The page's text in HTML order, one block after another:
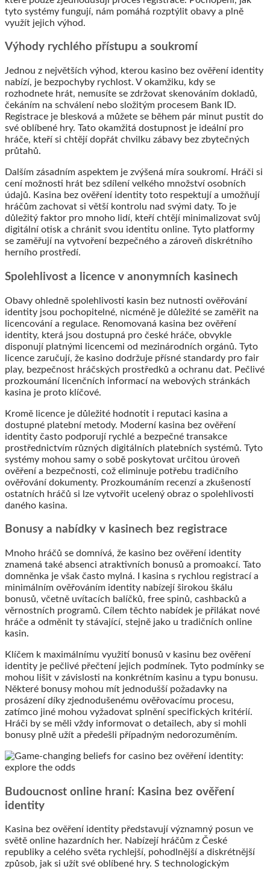
tyto systémy fungují, nám pomáhá rozptýlit obavy a plně
využít jejich výhod.
Výhody rychlého přístupu a soukromí
Jednou z největších výhod, kterou kasino bez ověření identity
nabízí, je bezpochyby rychlost. V okamžiku, kdy se
rozhodnete hrát, nemusíte se zdržovat skenováním dokladů,
čekáním na schválení nebo složitým procesem Bank ID.
Registrace je blesková a můžete se během pár minut pustit do
své oblíbené hry. Tato okamžitá dostupnost je ideální pro
hráče, kteří si chtějí dopřát chvilku zábavy bez zbytečných
průtahů.
Dalším zásadním aspektem je zvýšená míra soukromí. Hráči si
cení možnosti hrát bez sdílení velkého množství osobních
údajů. Kasina bez ověření identity toto respektují a umožňují
hráčům zachovat si větší kontrolu nad svými daty. To je
důležitý faktor pro mnoho lidí, kteří chtějí minimalizovat svůj
digitální otisk a chránit svou identitu online. Tyto platformy
se zaměřují na vytvoření bezpečného a zároveň diskrétního
herního prostředí.
Spolehlivost a licence v anonymních kasinech
Obavy ohledně spolehlivosti kasin bez nutnosti ověřování
identity jsou pochopitelné, nicméně je důležité se zaměřit na
licencování a regulace. Renomovaná kasina bez ověření
identity, která jsou dostupná pro české hráče, obvykle
disponují platnými licencemi od mezinárodních orgánů. Tyto
licence zaručují, že kasino dodržuje přísné standardy pro fair
play, bezpečnost hráčských prostředků a ochranu dat. Pečlivé
prozkoumání licenčních informací na webových stránkách
kasina je proto klíčové.
Kromě licence je důležité hodnotit i reputaci kasina a
dostupné platební metody. Moderní kasina bez ověření
identity často podporují rychlé a bezpečné transakce
prostřednictvím různých digitálních platebních systémů. Tyto
systémy mohou samy o sobě poskytovat určitou úroveň
ověření a bezpečnosti, což eliminuje potřebu tradičního
ověřování dokumenty. Prozkoumáním recenzí a zkušeností
ostatních hráčů si lze vytvořit ucelený obraz o spolehlivosti
daného kasina.
Bonusy a nabídky v kasinech bez registrace
Mnoho hráčů se domnívá, že kasino bez ověření identity
znamená také absenci atraktivních bonusů a promoakcí. Tato
domněnka je však často mylná. I kasina s rychlou registrací a
minimálním ověřováním identity nabízejí širokou škálu
bonusů, včetně uvítacích balíčků, free spinů, cashbacků a
věrnostních programů. Cílem těchto nabídek je přilákat nové
hráče a odměnit ty stávající, stejně jako u tradičních online
kasin.
Klíčem k maximálnímu využití bonusů v kasinu bez ověření
identity je pečlivé přečtení jejich podmínek. Tyto podmínky se
mohou lišit v závislosti na konkrétním kasinu a typu bonusu.
Některé bonusy mohou mít jednodušší požadavky na
prosázení díky zjednodušenému ověřovacímu procesu,
zatímco jiné mohou vyžadovat splnění specifických kritérií.
Hráči by se měli vždy informovat o detailech, aby si mohli
bonusy plně užít a předešli případným nedorozuměním.
Budoucnost online hraní: Kasina bez ověření
identity
Kasina bez ověření identity představují významný posun ve
světě online hazardních her. Nabízejí hráčům z České
republiky a celého světa rychlejší, pohodlnější a diskrétnější
způsob, jak si užít své oblíbené hry. S technologickým